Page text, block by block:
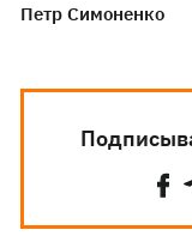
Петр Симоненко